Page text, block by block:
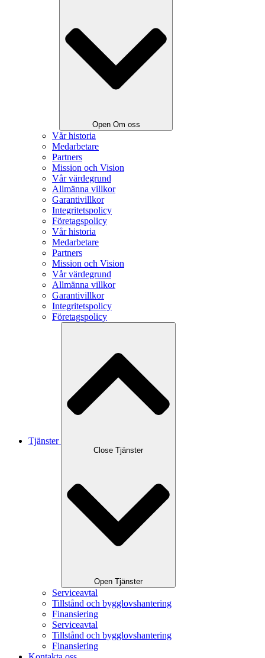
Open Om oss
Vår historia
Medarbetare
Partners
Mission och Vision
Vår värdegrund
Allmänna villkor
Garantivillkor
Integritetspolicy
Företagspolicy
Vår historia
Medarbetare
Partners
Mission och Vision
Vår värdegrund
Allmänna villkor
Garantivillkor
Integritetspolicy
Företagspolicy
Tjänster
Close Tjänster
Open Tjänster
Serviceavtal
Tillstånd och bygglovshantering
Finansiering
Serviceavtal
Tillstånd och bygglovshantering
Finansiering